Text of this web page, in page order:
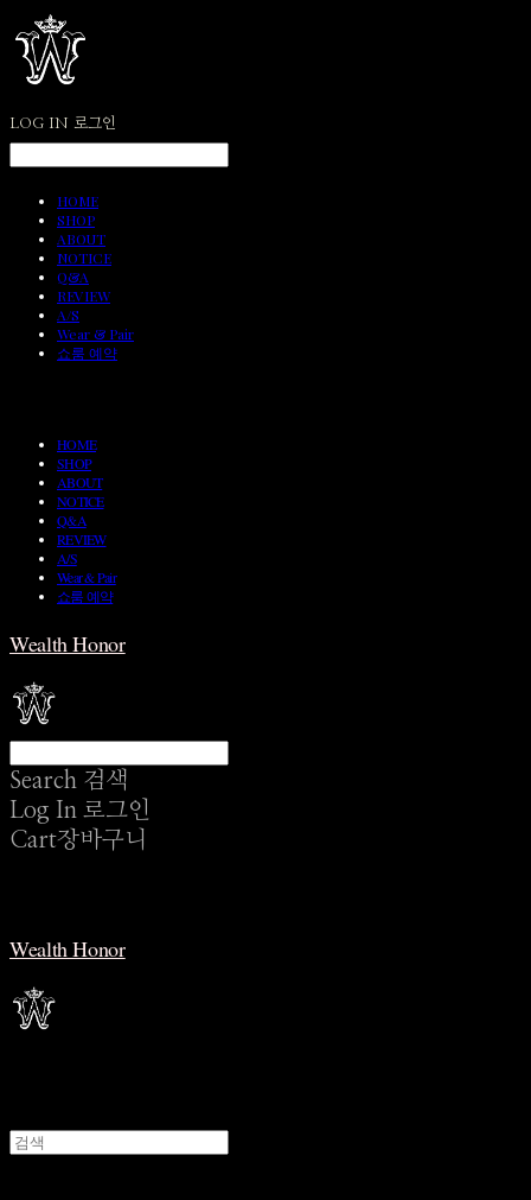
LOG IN 로그인
HOME
SHOP
ABOUT
NOTICE
Q&A
REVIEW
A/S
Wear & Pair
쇼룸 예약
HOME
SHOP
ABOUT
NOTICE
Q&A
REVIEW
A/S
Wear & Pair
쇼룸 예약
Wealth Honor
Search 검색
Log In 로그인
Cart장바구니
Wealth Honor